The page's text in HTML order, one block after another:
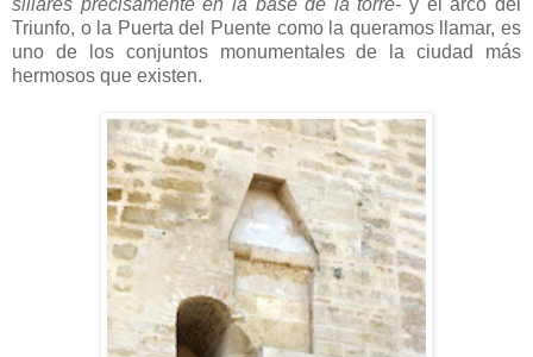
Triunfo, o la Puerta del Puente como la queramos llamar, es
uno de los conjuntos monumentales de la ciudad más
hermosos que existen.